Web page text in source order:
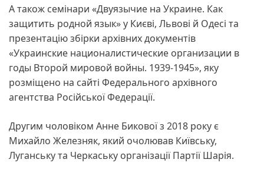
А також семінари «Двуязычие на Украине. Как
защитить родной язык» у Києві, Львові й Одесі та
презентацію збірки архівних документів
«Украинские националистические организации в
годы Второй мировой войны. 1939-1945», яку
розміщено на сайті Федерального архівного
агентства Російської Федерації.
Другим чоловіком Анне Бикової з 2018 року є
Михайло Железняк, який очолював Київську,
Луганську та Черкаську організації Партії Шарія.